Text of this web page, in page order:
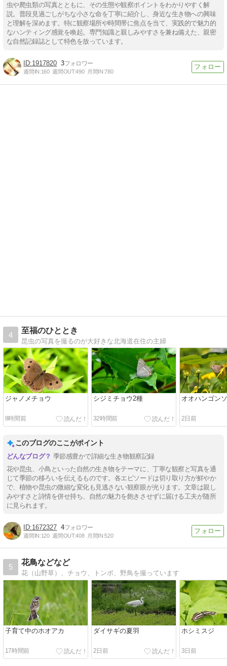
虫や爬虫類の写真とともに、その生態や観察ポイントをわかりやすく解
説。普段見過ごしがちな小さな命を丁寧に紹介し、身近な生き物への興味
と理解を深めます。特に観察場所や時間帯に焦点を当て、実践的で魅力的
なハンティング感覚を喚起。専門知識と親しみやすさを兼ね備えた、親密
な自然記録誌として特色を放っています。
1917820 3
週間IN:160 週間OUT:490 月間IN:780
4
至福のひととき
昆虫の写真を撮るのが大好きな北海道在住の主婦
ジャノメチョウ
8時間前
シジミチョウ2種
32時間前
オオハンゴン
2日前
このブログのここがポイント
季節感豊かで詳細な生き物観察記録
花や昆虫、小鳥といった自然の生き物をテーマに、丁寧な観察と写真を通
じて季節の移ろいを伝えるものです。各エピソードは切り取り方が鮮やか
で、植物や昆虫の微細な変化も見逃さない観察眼が光ります。文章は親し
みやすさと詩情を併せ持ち、自然の魅力を飽きさせずに届ける工夫が随所
に見られます。
1672327 4
週間IN:120 週間OUT:408 月間IN:520
5
花鳥などなど
花（山野草）、チョウ、トンボ、野鳥を撮っています
子育て中のホオアカ
17時間前
ダイサギの夏羽
2日前
ホシミスジ
3日前